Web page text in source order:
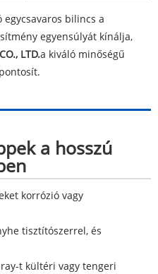
bilincs a
egyensúlyát kínálja,
LTD.a kiváló minőségű
a hosszú
korrózió vagy
tisztítószerrel, és
t kültéri vagy tengeri